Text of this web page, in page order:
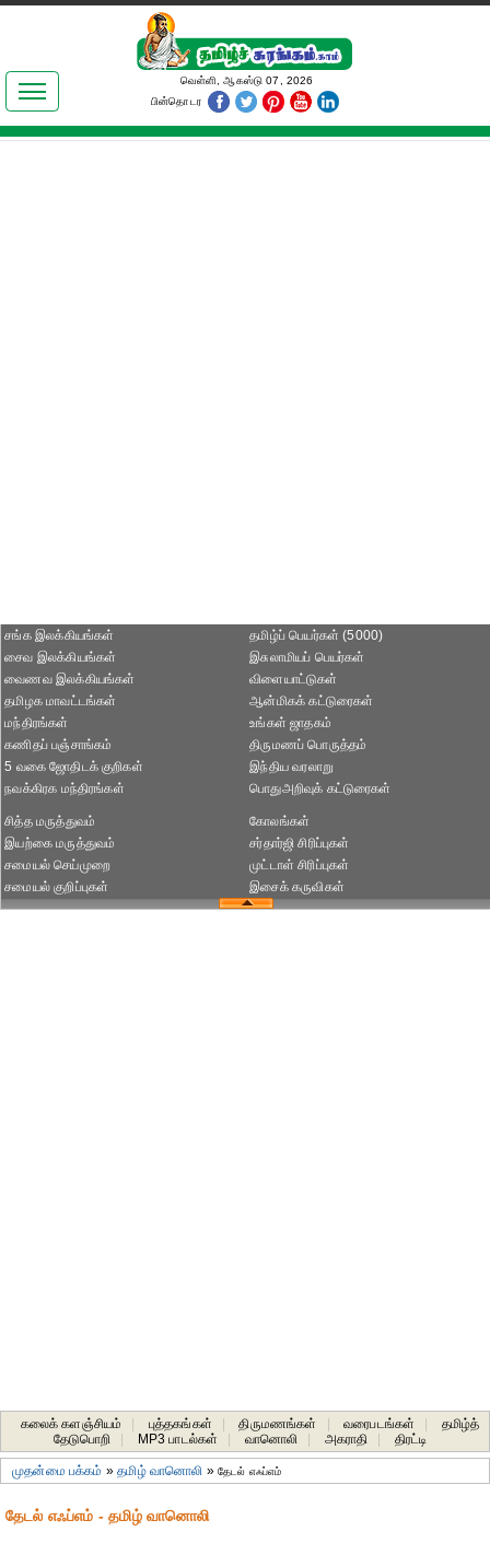
இலக்கியங்கள்
தமிழ் உலகம்
வெள்ளி, ஆகஸ்டு 07, 2026
பின்தொடர
சங்க இலக்கியங்கள்
சைவ இலக்கியங்கள்
வைணவ இலக்கியங்கள்
தமிழக மாவட்டங்கள்
தமிழ்ப் பெயர்கள் (5000)
இசுலாமியப் பெயர்கள்
விளையாட்டுகள்
ஆன்மிகக் கட்டுரைகள்
மந்திரங்கள்
கணிதப் பஞ்சாங்கம்
5 வகை ஜோதிடக் குறிகள்
நவக்கிரக மந்திரங்கள்
உங்கள் ஜாதகம்
திருமணப் பொருத்தம்
இந்திய வரலாறு
பொதுஅறிவுக் கட்டுரைகள்
சித்த மருத்துவம்
இயற்கை மருத்துவம்
சமையல் செய்முறை
சமையல் குறிப்புகள்
கோலங்கள்
சர்தார்ஜி சிரிப்புகள்
முட்டாள் சிரிப்புகள்
இசைக் கருவிகள்
கலைக் களஞ்சியம் புத்தகங்கள் திருமணங்கள் வரைபடங்கள்
தமிழ்த்
தேடுபொறி
MP3 பாடல்கள் வானொலி அகராதி திரட்டி
முதன்மை பக்கம் »தமிழ் வானொலி » தேடல் எஃப்எம்
தேடல் எஃப்எம் - தமிழ் வானொலி